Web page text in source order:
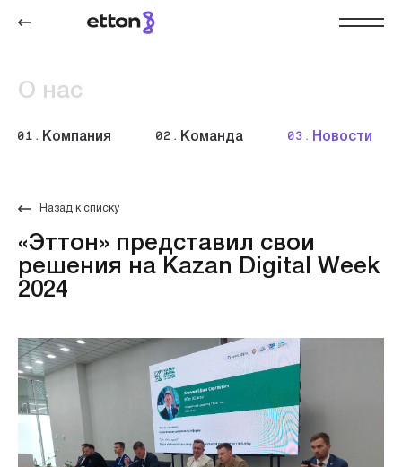
О нас
01. Компания 02. Команда 03. Новости
Назад к списку
«Эттон» представил свои
решения на Kazan Digital Week
2024